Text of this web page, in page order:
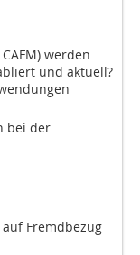
werden
und aktuell?
bei der
Fremdbezug